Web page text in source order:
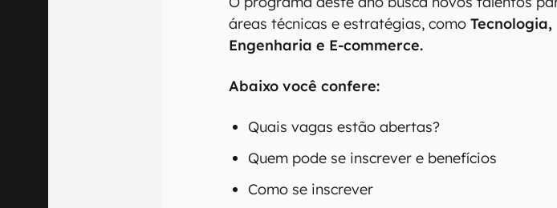
áreas técnicas e estratégias, comoTecnologia,
Engenharia e E-commerce.
Abaixo você confere:
Quais vagas estão abertas?
Quem pode se inscrever e benefícios
Como se inscrever